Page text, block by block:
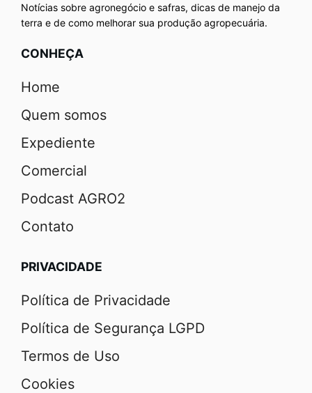
Notícias sobre agronegócio e safras, dicas de manejo da
terra e de como melhorar sua produção agropecuária.
CONHEÇA
Home
Quem somos
Expediente
Comercial
Podcast AGRO2
Contato
PRIVACIDADE
Política de Privacidade
Política de Segurança LGPD
Termos de Uso
Cookies